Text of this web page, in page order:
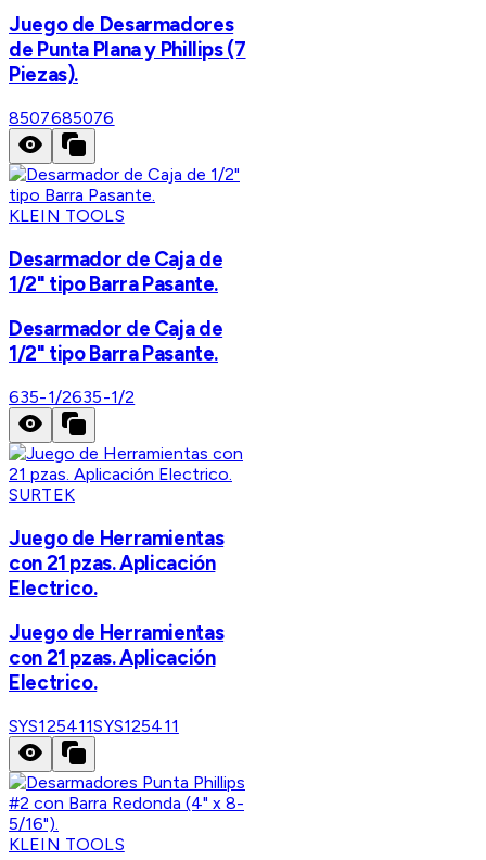
Juego de Desarmadores
de Punta Plana y Phillips (7
Piezas).
8507685076
KLEIN TOOLS
Desarmador de Caja de
1/2" tipo Barra Pasante.
Desarmador de Caja de
1/2" tipo Barra Pasante.
635-1/2635-1/2
SURTEK
Juego de Herramientas
con 21 pzas. Aplicación
Electrico.
Juego de Herramientas
con 21 pzas. Aplicación
Electrico.
SYS125411SYS125411
KLEIN TOOLS